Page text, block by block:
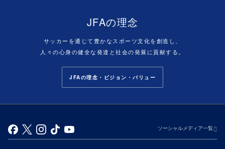
JFAの理念
サッカーを通じて豊かなスポーツ文化を創造し、
人々の心身の健全な発達と社会の発展に貢献する。
JFAの理念・ビジョン・バリュー
ソーシャルメディア一覧